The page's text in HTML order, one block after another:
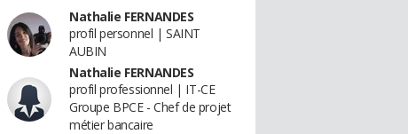
Nathalie FERNANDES
profil personnel | SAINT
AUBIN
Nathalie FERNANDES
profil professionnel | IT-CE
Groupe BPCE - Chef de projet
métier bancaire